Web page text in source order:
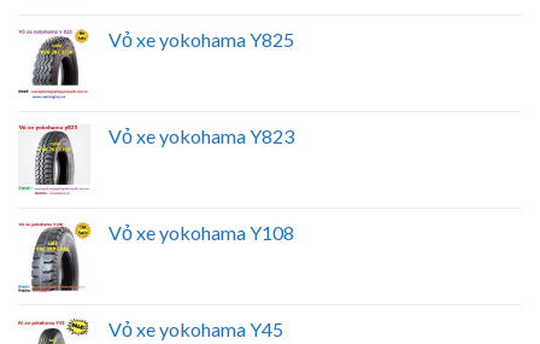
Vỏ xe yokohama Y825
Vỏ xe yokohama Y823
Vỏ xe yokohama Y108
Vỏ xe yokohama Y45